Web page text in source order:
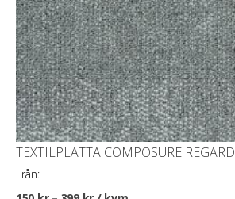
TEXTILPLATTA COMPOSURE REGARD
Från: